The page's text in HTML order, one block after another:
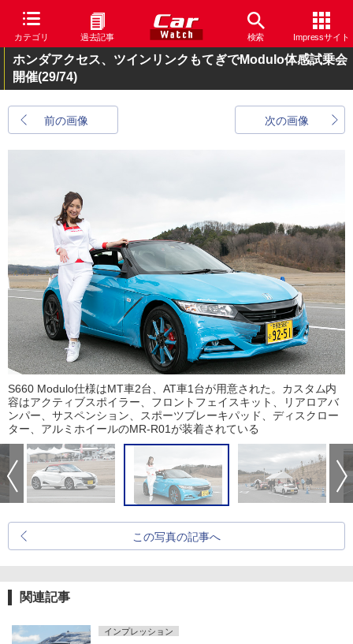
カテゴリ 過去記事 検索 Impressサイト
ホンダアクセス、ツインリンクもてぎでModulo体感試乗会
開催(29/74)
前の画像 次の画像
S660 Modulo仕様はMT車2台、AT車1台が用意された。カスタム内
容はアクティブスポイラー、フロントフェイスキット、リアロアバ
ンパー、サスペンション、スポーツブレーキパッド、ディスクロー
ター、アルミホイールのMR-R01が装着されている
この写真の記事へ
関連記事
インプレッション